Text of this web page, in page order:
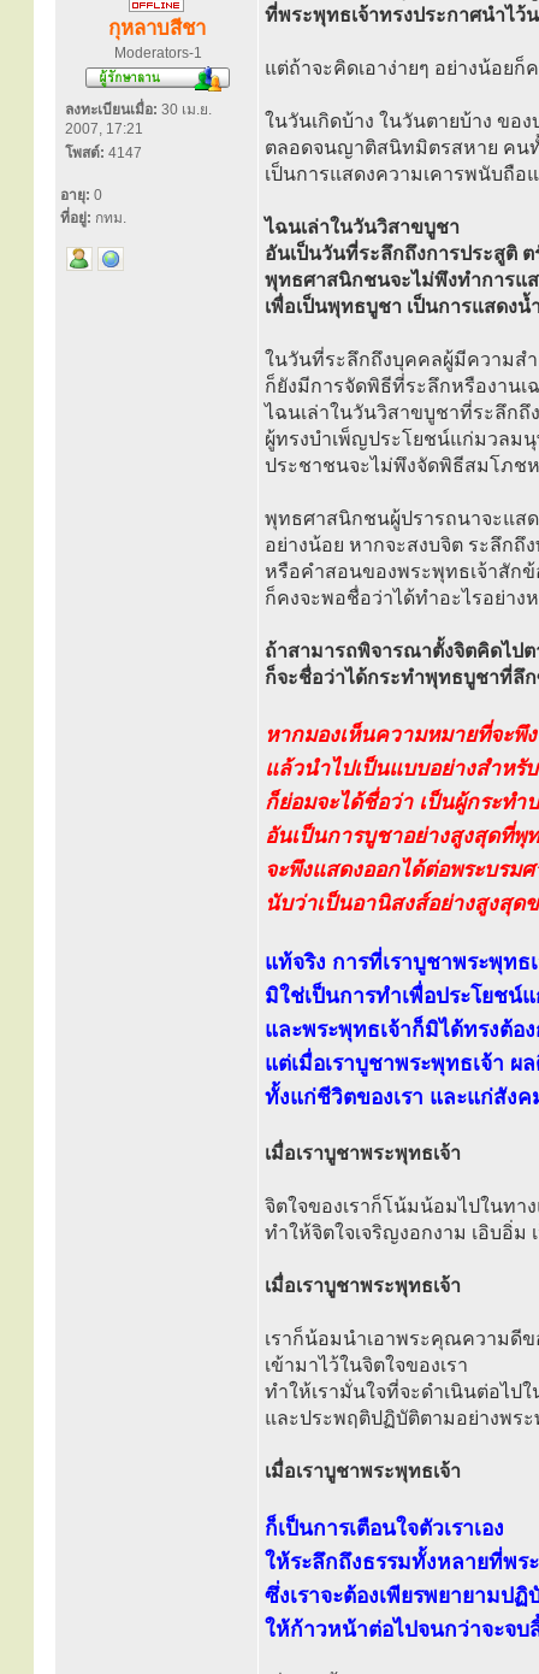
กุหลาบสีชา
Moderators-1
ลงทะเบียนเมื่อ: 30 เม.ย.
2007, 17:21
โพสต์: 4147
อายุ: 0
ที่อยู่: กทม.
ที่พระพุทธเจ้าทรงประกาศนำไว้
แต่ถ้าจะคิดเอาง่ายๆ อย่างน้อย
ในวันเกิดบ้าง ในวันตายบ้าง ขอ
ตลอดจนญาติสนิทมิตรสหาย คน
เป็นการแสดงความเคารพนับถื
ไฉนเล่าในวันวิสาขบูชา
อันเป็นวันที่ระลึกถึงการประสูติ
พุทธศาสนิกชนจะไม่พึงทำการแ
เพื่อเป็นพุทธบูชา เป็นการแสดง
ในวันที่ระลึกถึงบุคคลผู้มีความส
ก็ยังมีการจัดพิธีที่ระลึกหรืองานเ
ไฉนเล่าในวันวิสาขบูชาที่ระลึกถึ
ผู้ทรงบำเพ็ญประโยชน์แก่มวลม
ประชาชนจะไม่พึงจัดพิธีสมโภช
พุทธศาสนิกชนผู้ปรารถนาจะแส
อย่างน้อย หากจะสงบจิต ระลึกถึ
หรือคำสอนของพระพุทธเจ้าสัก
ก็คงจะพอชื่อว่าได้ทำอะไรอย่าง
ถ้าสามารถพิจารณาตั้งจิตคิดไป
ก็จะชื่อว่าได้กระทำพุทธบูชาที่ลึ
หากมองเห็นความหมายที่จะพึ
แล้วนำไปเป็นแบบอย่างสำหรั
ก็ย่อมจะได้ชื่อว่า เป็นผู้กระทำ
อันเป็นการบูชาอย่างสูงสุดที่
จะพึงแสดงออกได้ต่อพระบรม
นับว่าเป็นอานิสงส์อย่างสูงสุด
แท้จริง การที่เราบูชาพระพุทธ
มิใช่เป็นการทำเพื่อประโยชน์
และพระพุทธเจ้าก็มิได้ทรงต้อ
แต่เมื่อเราบูชาพระพุทธเจ้า ผ
ทั้งแก่ชีวิตของเรา และแก่สัง
เมื่อเราบูชาพระพุทธเจ้า
จิตใจของเราก็โน้มน้อมไปในทา
ทำให้จิตใจเจริญงอกงาม เอิบอิ่ม
เมื่อเราบูชาพระพุทธเจ้า
เราก็น้อมนำเอาพระคุณความดีข
เข้ามาไว้ในจิตใจของเรา
ทำให้เรามั่นใจที่จะดำเนินต่อไป
และประพฤติปฏิบัติตามอย่างพร
เมื่อเราบูชาพระพุทธเจ้า
ก็เป็นการเตือนใจตัวเราเอง
ให้ระลึกถึงธรรมทั้งหลายที่พร
ซึ่งเราจะต้องเพียรพยายามป
ให้ก้าวหน้าต่อไปจนกว่าจะจ